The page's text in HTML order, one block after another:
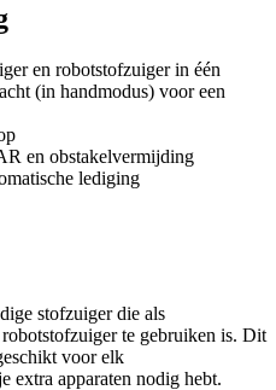
en robotstofzuiger in één
(in handmodus) voor een
en obstakelvermijding
lediging
stofzuiger die als
te gebruiken is. Dit
voor elk
extra apparaten nodig hebt.